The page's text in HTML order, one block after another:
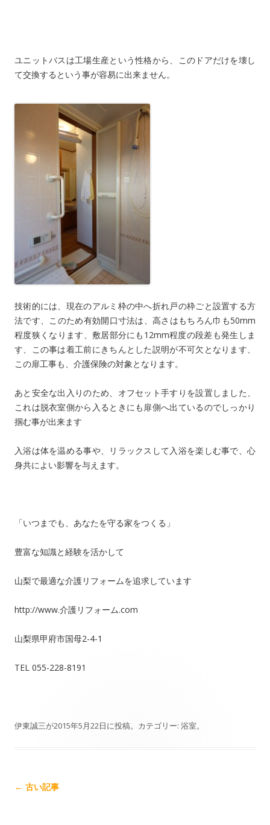
ユニットバスは工場生産という性格から、このドアだけを壊し
て交換するという事が容易に出来ません。
技術的には、現在のアルミ枠の中へ折れ戸の枠ごと設置する方
法です、このため有効開口寸法は、高さはもちろん巾も50mm
程度狭くなります、敷居部分にも12mm程度の段差も発生しま
す、この事は着工前にきちんとした説明が不可欠となります、
この扉工事も、介護保険の対象となります。
あと安全な出入りのため、オフセット手すりを設置しました、
これは脱衣室側から入るときにも扉側へ出ているのでしっかり
掴む事が出来ます
入浴は体を温める事や、リラックスして入浴を楽しむ事で、心
身共によい影響を与えます。
「いつまでも、あなたを守る家をつくる」
豊富な知識と経験を活かして
山梨で最適な介護リフォームを追求しています
http://www.介護リフォーム.com
山梨県甲府市国母2-4-1
TEL 055-228-8191
伊東誠三が2015年5月22日に投稿。カテゴリー: 浴室。
記事ナビゲーション
← 古い記事